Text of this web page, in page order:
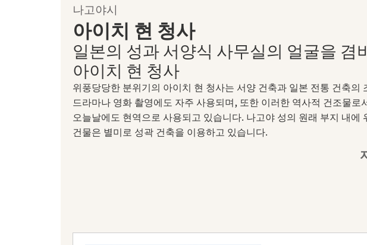
나고야시
아이치 현 청사
일본의 성과 서양식 사무실의 얼굴을 겸
아이치 현 청사
위풍당당한 분위기의 아이치 현 청사는 서양 건축과 일본 전통 건축의
드라마나 영화 촬영에도 자주 사용되며, 또한 이러한 역사적 건조물로
오늘날에도 현역으로 사용되고 있습니다. 나고야 성의 원래 부지 내에
건물은 별미로 성곽 건축을 이용하고 있습니다.